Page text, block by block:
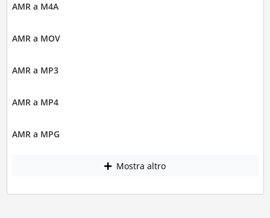
AMR a M4A
AMR a MOV
AMR a MP3
AMR a MP4
AMR a MPG
Mostra altro